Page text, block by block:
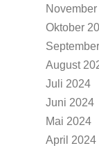
Oktober
August
Juli 2024
Juni 2024
Mai 2024
April 2024